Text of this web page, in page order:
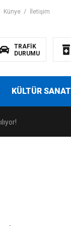
Künye İletişim
TRAFİK
DURUMU
KÜLTÜR SANAT